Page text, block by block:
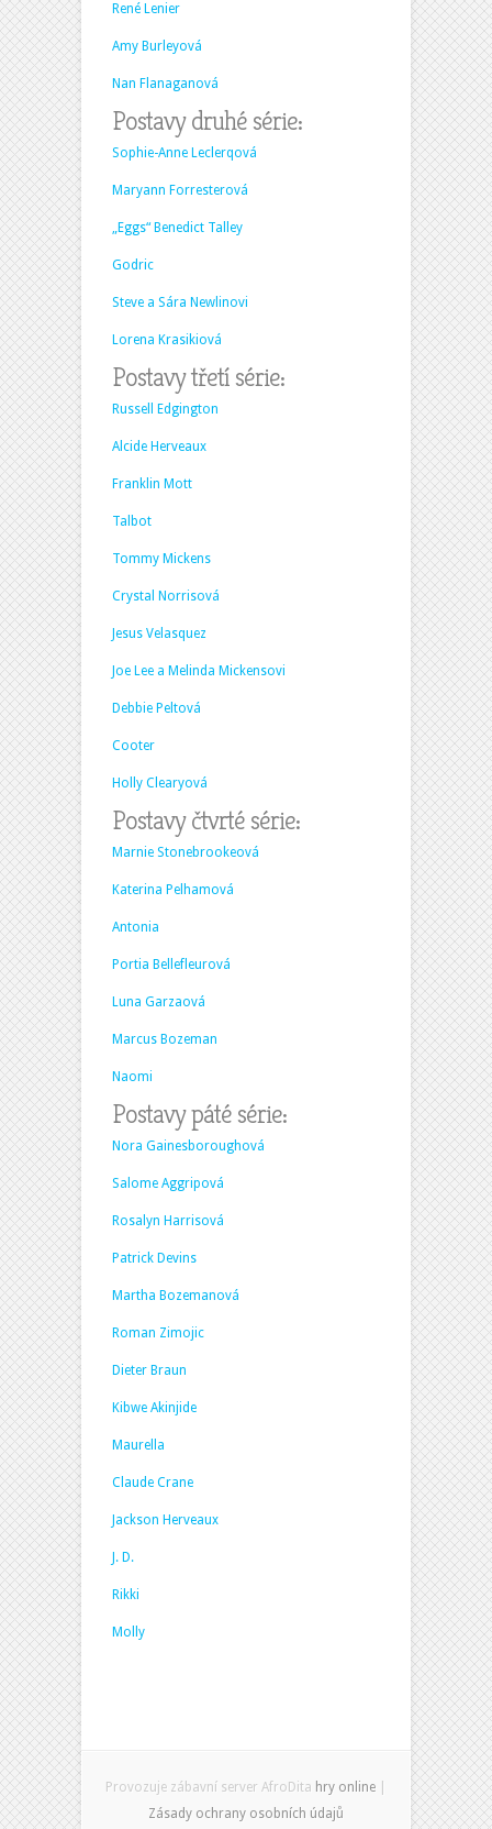
René Lenier
Amy Burleyová
Nan Flanaganová
Postavy druhé série:
Sophie-Anne Leclerqová
Maryann Forresterová
„Eggs“ Benedict Talley
Godric
Steve a Sára Newlinovi
Lorena Krasikiová
Postavy třetí série:
Russell Edgington
Alcide Herveaux
Franklin Mott
Talbot
Tommy Mickens
Crystal Norrisová
Jesus Velasquez
Joe Lee a Melinda Mickensovi
Debbie Peltová
Cooter
Holly Clearyová
Postavy čtvrté série:
Marnie Stonebrookeová
Katerina Pelhamová
Antonia
Portia Bellefleurová
Luna Garzaová
Marcus Bozeman
Naomi
Postavy páté série:
Nora Gainesboroughová
Salome Aggripová
Rosalyn Harrisová
Patrick Devins
Martha Bozemanová
Roman Zimojic
Dieter Braun
Kibwe Akinjide
Maurella
Claude Crane
Jackson Herveaux
J. D.
Rikki
Molly
Provozuje zábavní server AfroDita hry online
Zásady ochrany osobních údajů